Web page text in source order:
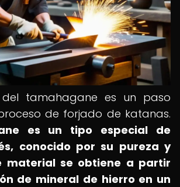
del tamahagane es un paso
de forjado de katanas.
es un tipo especial de
conocido por su pureza y
material se obtiene a partir
de mineral de hierro en un